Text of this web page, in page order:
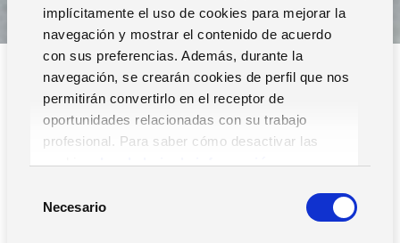
implícitamente el uso de cookies para mejorar la
navegación y mostrar el contenido de acuerdo
con sus preferencias. Además, durante la
navegación, se crearán cookies de perfil que nos
permitirán convertirlo en el receptor de
oportunidades relacionadas con su trabajo
profesional. Para saber cómo desactivar las
cookies,Lea la hoja de información.
Necesario